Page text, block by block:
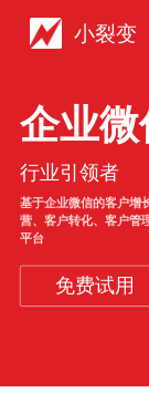
小裂变
企业
行业引领者
基于企业微信的客户增
营、客户转化、客户管
平台
免费试用